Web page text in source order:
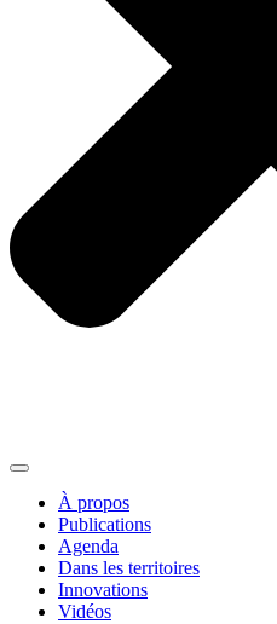
À propos
Publications
Agenda
Dans les territoires
Innovations
Vidéos